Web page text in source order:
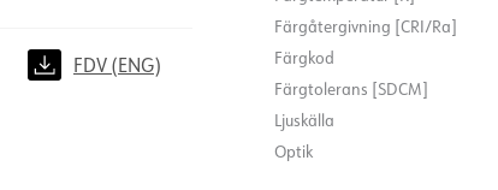
FDV (ENG)
Färgåtergivning [CRI/Ra]
Färgkod
Färgtolerans [SDCM]
Ljuskälla
Optik